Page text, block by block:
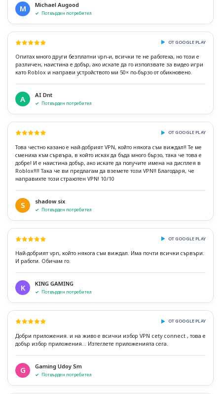
M Michael Augood
Потвърден потребител
ОТ GOOGLE PLAY
Опитах много други безплатни vpn-и, всички те не работеха, но този е
различен, наистина е добър, ако искате да го използвате за видео игри
като Roblox и направи устройството ми 50× по-бързо от обикновено.
A AI Dnt
Потвърден потребител
ОТ GOOGLE PLAY
Това честно казано е най-добрият VPN, който някога съм виждал!! Те ме
смениха към сървъра, в който исках да бъда много бързо, така че това е
добре! И е наистина добър, ако искате да получите имена на дисплея в
Roblox!!!! Така че ви предлагам да вземете този VPN!! Благодаря, че
направихте този страхотен VPN! 10/10
S shadow six
Потвърден потребител
ОТ GOOGLE PLAY
Най-добрият vpn, който някога съм виждал. Има почти всички сървъри.
И работи. Обичам го.
K KING GAMING
Потвърден потребител
ОТ GOOGLE PLAY
Добри приложения. и на живо е всички избор VPN cety connect , това е
добър избор приложения... Изтеглете приложенията сега.
G Gaming Udoy Sm
Потвърден потребител